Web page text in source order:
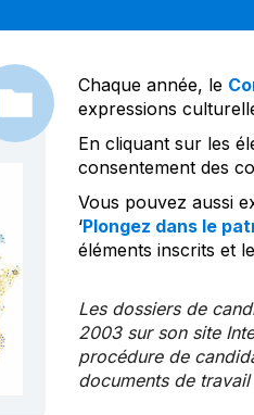
Chaque année, le
expressions
En cliquant sur les
consentement des
Vous pouvez aussi
‘Plongez dans le
éléments inscrits et
Les dossiers de
2003 sur son site
procédure de
documents de